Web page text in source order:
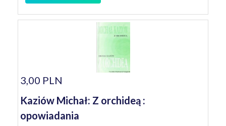
3,00 PLN
Kaziów Michał: Z orchideą :
opowiadania